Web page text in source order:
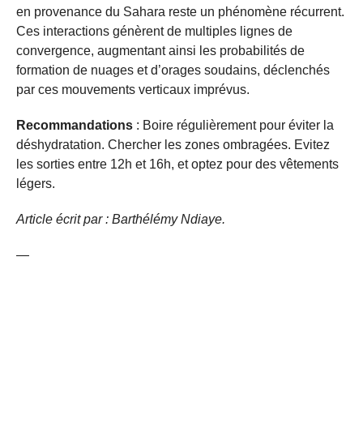
en provenance du Sahara reste un phénomène récurrent.
Ces interactions génèrent de multiples lignes de
convergence, augmentant ainsi les probabilités de
formation de nuages et d’orages soudains, déclenchés
par ces mouvements verticaux imprévus.
Recommandations : Boire régulièrement pour éviter la
déshydratation. Chercher les zones ombragées. Evitez
les sorties entre 12h et 16h, et optez pour des vêtements
légers.
Article écrit par : Barthélémy Ndiaye.
—